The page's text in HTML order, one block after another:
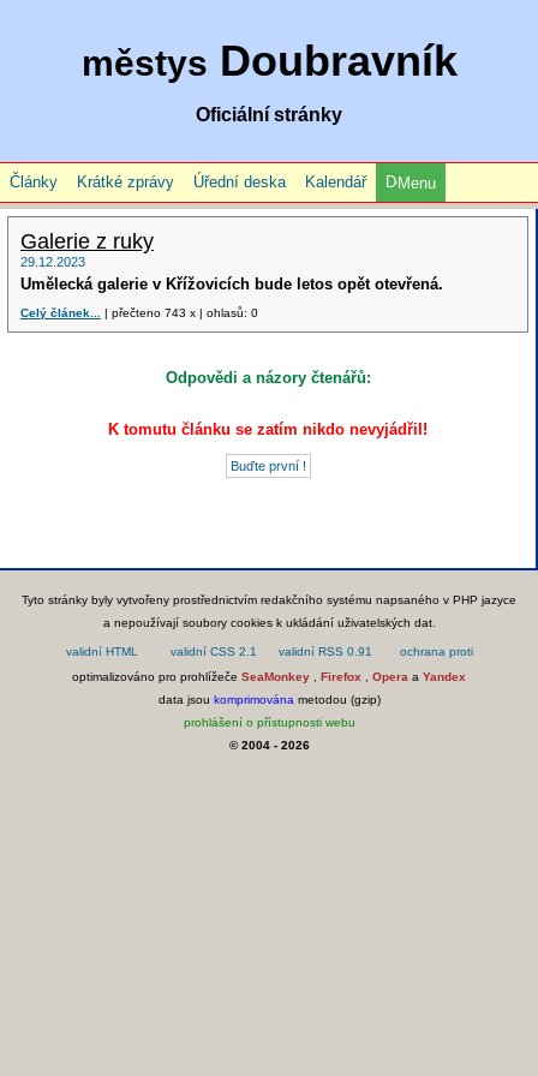
městys Doubravník
Oficiální stránky
Články Krátké zprávy Úřední deska Kalendář Menu
Galerie z ruky
29.12.2023
Umělecká galerie v Křížovicích bude letos opět otevřená.
Celý článek... | přečteno 743 x | ohlasů: 0
Odpovědi a názory čtenářů:
K tomutu článku se zatím nikdo nevyjádřil!
Tyto stránky byly vytvořeny prostřednictvím redakčního systému napsaného v PHP jazyce
a nepoužívají soubory cookies k ukládání uživatelských dat.
optimalizováno pro prohlížeče SeaMonkey Firefox Opera a Yandex
data jsou komprimována metodou (gzip)
prohlášení o přístupnosti webu
© 2004 - 2026